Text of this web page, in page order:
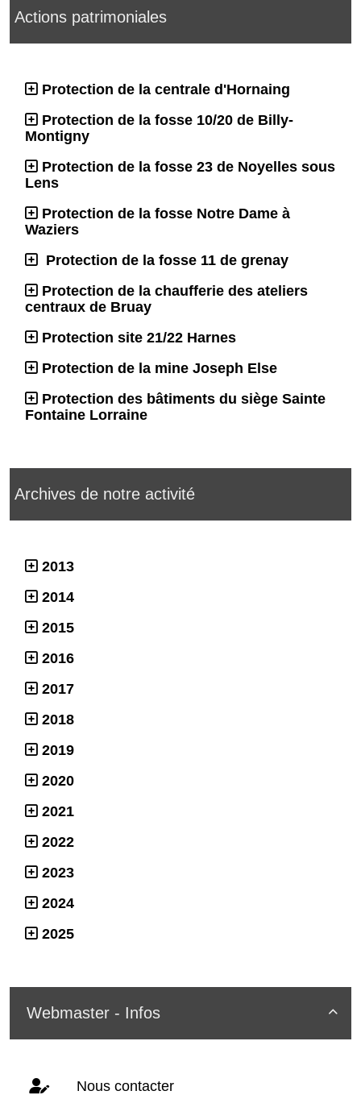
Actions patrimoniales
Protection de la centrale d'Hornaing
Protection de la fosse 10/20 de Billy-
Montigny
Protection de la fosse 23 de Noyelles sous
Lens
Protection de la fosse Notre Dame à
Waziers
Protection de la fosse 11 de grenay
Protection de la chaufferie des ateliers
centraux de Bruay
Protection site 21/22 Harnes
Protection de la mine Joseph Else
Protection des bâtiments du siège Sainte
Fontaine Lorraine
Archives de notre activité
2013
2014
2015
2016
2017
2018
2019
2020
2021
2022
2023
2024
2025

Webmaster - Infos
Nous contacter